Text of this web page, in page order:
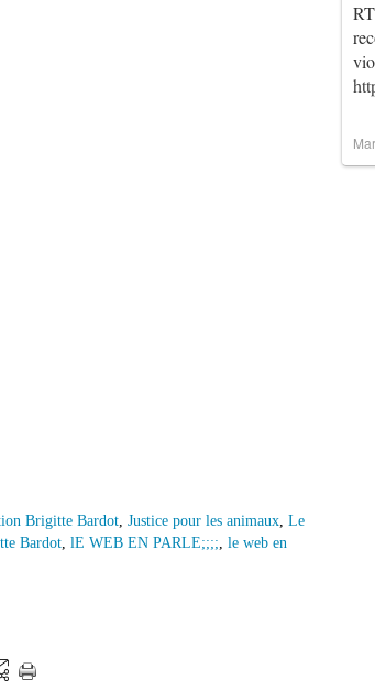
Brigitte Bardot, Justice pour les animaux, Le
Bardot, lE WEB EN PARLE;;;;, le web en
RT